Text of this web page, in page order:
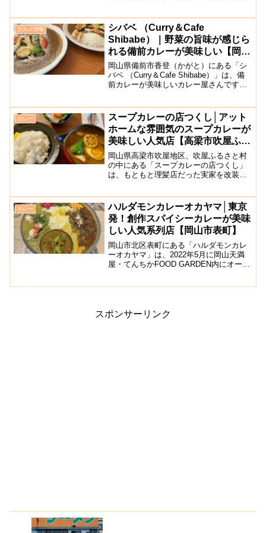
町へ抜けるルートにあり、週末のみ営業
しています。カフェの建...
グルメ情報
シバベ （Curry＆Cafe
Shibabe）｜野菜の旨味が感じら
れる備前カレーが美味しい【岡山
県備前市】
岡山県備前市香登（かがと）にある「シ
バベ （Curry＆Cafe Shibabe）」は、備
前カレーが美味しいカレー屋さんです。
とです。店内の装飾にこだわり、素敵な
インテ...
カレー
スープカレーの店つくし│アット
ホームな雰囲気のスープカレーが
美味しい人気店【高梁市吹屋ふる
さと村】
岡山県高梁市吹屋地区、吹屋ふるさと村
の中にある「スープカレーの店つくし」
は、もともと理髪店だった実家を改装
スープカレー店に通い、スープ作りを学
んだこちらのお店のスープカ...
カレー
ハルダモンカレーオカヤマ│東京
発！創作スパイシーカレーが美味
しい人気系列店【岡山市表町】
岡山市北区表町にある「ハルダモンカレ
ーオカヤマ」は、2022年5月に岡山天満
屋・てんちかFOOD GARDEN内にオープ
スポンサーリンク